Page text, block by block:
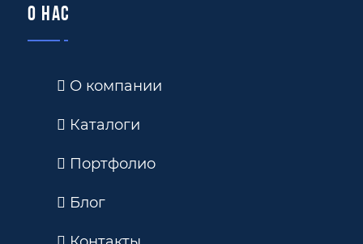
О нас
О компании
Каталоги
Портфолио
Блог